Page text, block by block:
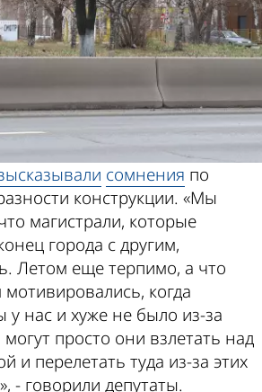
сомнения по
конструкции. «Мы
магистрали, которые
города с другим,
Летом еще терпимо, а что
когда
у нас и хуже не было из-за
просто они взлетать над
и перелетать туда из-за этих
- говорили депутаты.